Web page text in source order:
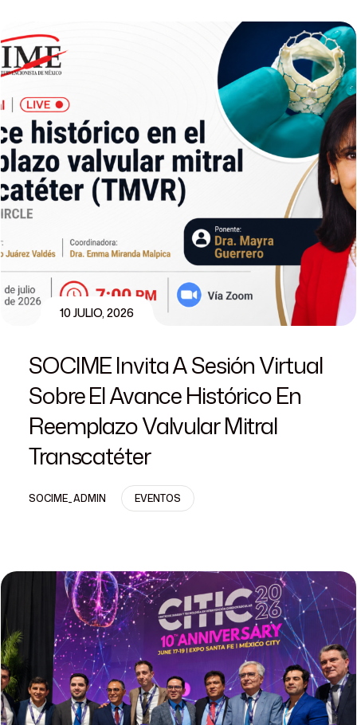
10 JULIO, 2026
SOCIME Invita A Sesión Virtual
Sobre El Avance Histórico En
Reemplazo Valvular Mitral
Transcatéter
SOCIME_ADMIN EVENTOS